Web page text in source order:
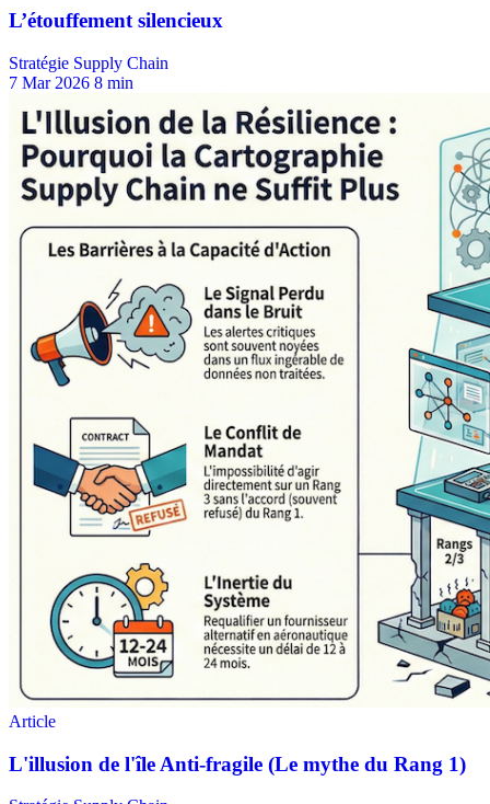
Stratégie Supply Chain
7 Mar 2026 8 min